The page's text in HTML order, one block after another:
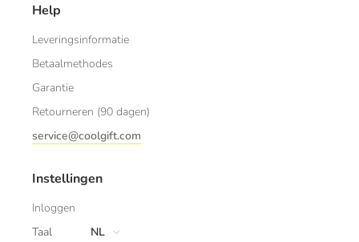
Help
Leveringsinformatie
Betaalmethodes
Garantie
Retourneren (90 dagen)
service@coolgift.com
Instellingen
Inloggen
Taal
NL